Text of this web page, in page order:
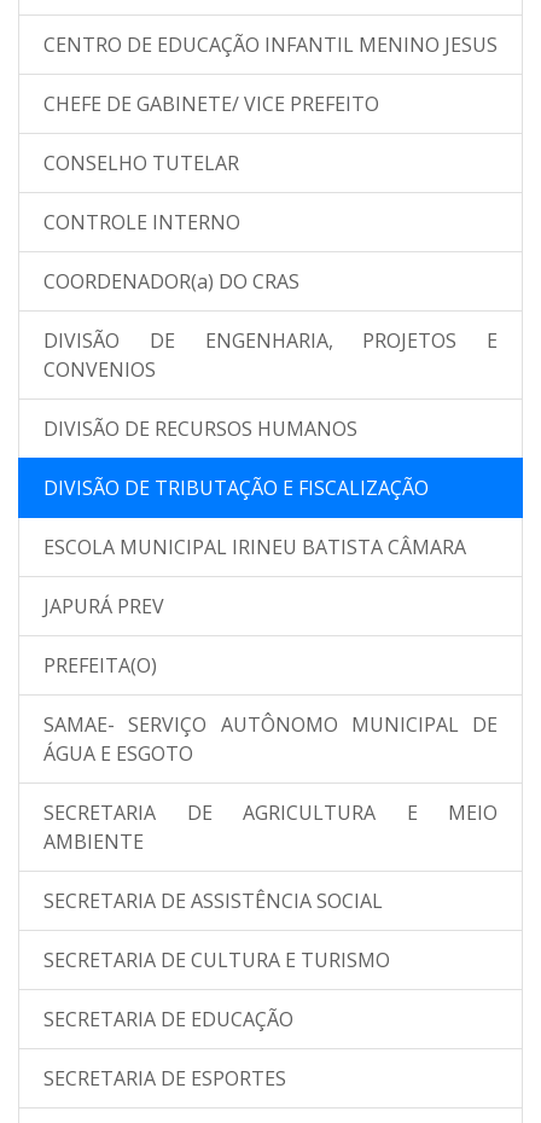
CENTRO DE EDUCAÇÃO INFANTIL MENINO JESUS
CHEFE DE GABINETE/ VICE PREFEITO
CONSELHO TUTELAR
CONTROLE INTERNO
COORDENADOR(a) DO CRAS
DIVISÃO DE ENGENHARIA, PROJETOS E
CONVENIOS
DIVISÃO DE RECURSOS HUMANOS
DIVISÃO DE TRIBUTAÇÃO E FISCALIZAÇÃO
ESCOLA MUNICIPAL IRINEU BATISTA CÂMARA
JAPURÁ PREV
PREFEITA(O)
SAMAE- SERVIÇO AUTÔNOMO MUNICIPAL DE
ÁGUA E ESGOTO
SECRETARIA DE AGRICULTURA E MEIO
AMBIENTE
SECRETARIA DE ASSISTÊNCIA SOCIAL
SECRETARIA DE CULTURA E TURISMO
SECRETARIA DE EDUCAÇÃO
SECRETARIA DE ESPORTES